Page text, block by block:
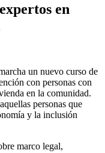
en
un nuevo curso de
con personas con
en la comunidad.
personas que
y la inclusión
marco legal,